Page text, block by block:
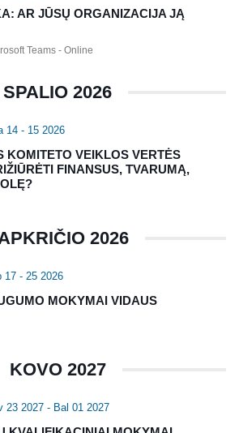
AR JŪSŲ ORGANIZACIJA JĄ
Teams - Online
SPALIO 2026
14 - 15 2026
KOMITETO VEIKLOS VERTĖS
FINANSUS, TVARUMĄ,
2026
17 - 25 2026
MOKYMAI VIDAUS
KOVO 2027
23 2027 - Bal 01 2027
3, Vilnius
apie Vidaus Auditorių asociaciją!
|Privatumo politika